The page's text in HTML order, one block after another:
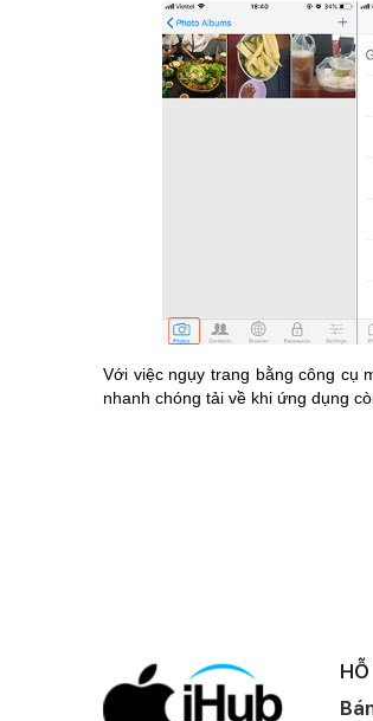
Với việc ngụy trang bằng công cụ
nhanh chóng tải về khi ứng dụng